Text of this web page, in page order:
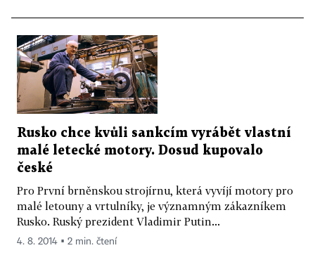
Rusko chce kvůli sankcím vyrábět vlastní
malé letecké motory. Dosud kupovalo
české
Pro První brněnskou strojírnu, která vyvíjí motory pro
malé letouny a vrtulníky, je významným zákazníkem
Rusko. Ruský prezident Vladimir Putin...
4. 8. 2014 ▪ 2 min. čtení